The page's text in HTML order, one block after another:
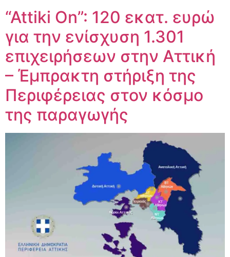
“Attiki On”: 120 εκατ. ευρώ
για την ενίσχυση 1.301
επιχειρήσεων στην Αττική
– Έμπρακτη στήριξη της
Περιφέρειας στον κόσμο
της παραγωγής